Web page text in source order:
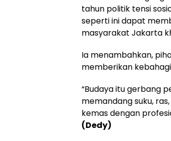
tahun politik tensi
seperti ini dapat
masyarakat Jakarta
Ia menambahkan,
memberikan
“Budaya itu gerbang
memandang suku,
kemas dengan
(Dedy)